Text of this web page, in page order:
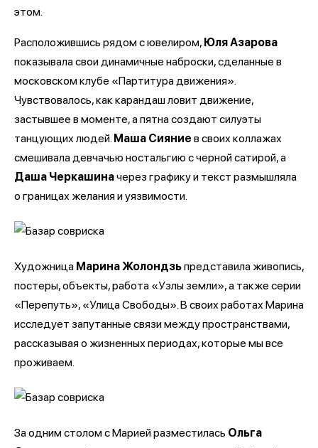
этом.
Расположившись рядом с ювелиром, Юля Азарова
показывала свои динамичные наброски, сделанные в
московском клубе «Партитура движения».
Чувствовалось, как карандаш ловит движение,
застывшее в моменте, а пятна создают силуэты
танцующих людей. Маша Сияние в своих коллажах
смешивала девчачью ностальгию с черной сатирой, а
Даша Черкашиначерез графику и текст размышляла
о границах желания и уязвимости.
Художница Марина Жолондзьпредставила живопись,
постеры, объекты, работа «Узлы земли», а также серии
«Перепуть», «Улица Свободы». В своих работах Марина
исследует запутанные связи между пространствами,
рассказывая о жизненных периодах, которые мы все
проживаем.
За одним столом с Марией разместилась Ольга